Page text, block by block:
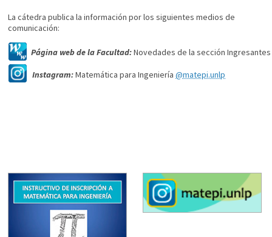
La cátedra publica la información por los siguientes medios de
comunicación:
Página web de la Facultad:Novedades de la sección Ingresantes
Instagram:Matemática para Ingeniería@matepi.unlp